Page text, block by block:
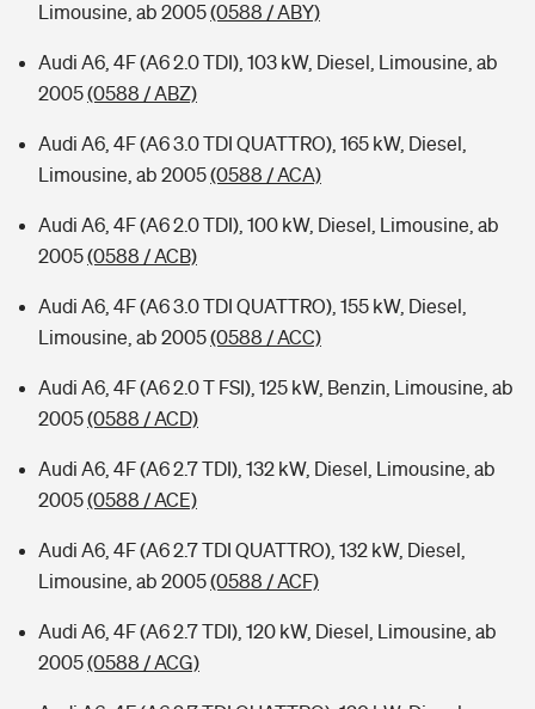
Limousine, ab 2005(0588 / ABY)
Audi A6, 4F (A6 2.0 TDI), 103 kW, Diesel, Limousine, ab
2005(0588 / ABZ)
Audi A6, 4F (A6 3.0 TDI QUATTRO), 165 kW, Diesel,
Limousine, ab 2005(0588 / ACA)
Audi A6, 4F (A6 2.0 TDI), 100 kW, Diesel, Limousine, ab
2005(0588 / ACB)
Audi A6, 4F (A6 3.0 TDI QUATTRO), 155 kW, Diesel,
Limousine, ab 2005(0588 / ACC)
Audi A6, 4F (A6 2.0 T FSI), 125 kW, Benzin, Limousine, ab
2005(0588 / ACD)
Audi A6, 4F (A6 2.7 TDI), 132 kW, Diesel, Limousine, ab
2005(0588 / ACE)
Audi A6, 4F (A6 2.7 TDI QUATTRO), 132 kW, Diesel,
Limousine, ab 2005(0588 / ACF)
Audi A6, 4F (A6 2.7 TDI), 120 kW, Diesel, Limousine, ab
2005(0588 / ACG)